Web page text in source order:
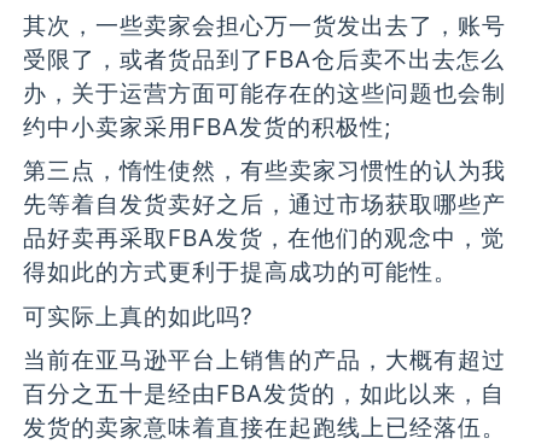
其次，一些卖家会担心万一货发出去了，账号
受限了，或者货品到了FBA仓后卖不出去怎么
办，关于运营方面可能存在的这些问题也会制
约中小卖家采用FBA发货的积极性;
第三点，惰性使然，有些卖家习惯性的认为我
先等着自发货卖好之后，通过市场获取哪些产
品好卖再采取FBA发货，在他们的观念中，觉
得如此的方式更利于提高成功的可能性。
可实际上真的如此吗?
当前在亚马逊平台上销售的产品，大概有超过
百分之五十是经由FBA发货的，如此以来，自
发货的卖家意味着直接在起跑线上已经落伍。